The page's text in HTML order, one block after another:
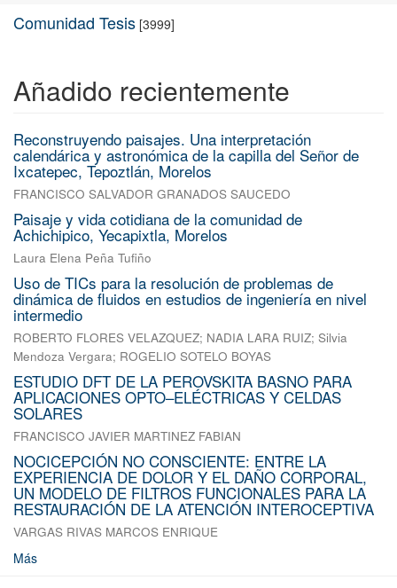
Comunidad Tesis [3999]
Añadido recientemente
Reconstruyendo paisajes. Una interpretación
calendárica y astronómica de la capilla del Señor de
Ixcatepec, Tepoztlán, Morelos
FRANCISCO SALVADOR GRANADOS SAUCEDO
Paisaje y vida cotidiana de la comunidad de
Achichipico, Yecapixtla, Morelos
Laura Elena Peña Tufiño
Uso de TICs para la resolución de problemas de
dinámica de fluidos en estudios de ingeniería en nivel
intermedio
ROBERTO FLORES VELAZQUEZ; NADIA LARA RUIZ; Silvia
Mendoza Vergara; ROGELIO SOTELO BOYAS
ESTUDIO DFT DE LA PEROVSKITA BASNO PARA
APLICACIONES OPTO–ELÉCTRICAS Y CELDAS
SOLARES
FRANCISCO JAVIER MARTINEZ FABIAN
NOCICEPCIÓN NO CONSCIENTE: ENTRE LA
EXPERIENCIA DE DOLOR Y EL DAÑO CORPORAL,
UN MODELO DE FILTROS FUNCIONALES PARA LA
RESTAURACIÓN DE LA ATENCIÓN INTEROCEPTIVA
VARGAS RIVAS MARCOS ENRIQUE
Más